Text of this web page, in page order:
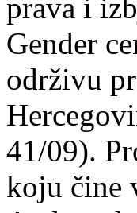
prava i
Gender
održivu
41/09).
koju čine